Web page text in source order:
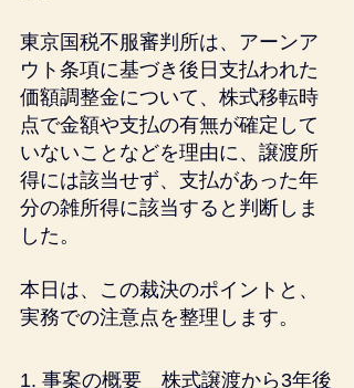
東京国税不服審判所は、アーンア
ウト条項に基づき後日支払われた
価額調整金について、株式移転時
点で金額や支払の有無が確定して
いないことなどを理由に、譲渡所
得には該当せず、支払があった年
分の雑所得に該当すると判断しま
した。
本日は、この裁決のポイントと、
実務での注意点を整理します。
1. 事案の概要　株式譲渡から3年後